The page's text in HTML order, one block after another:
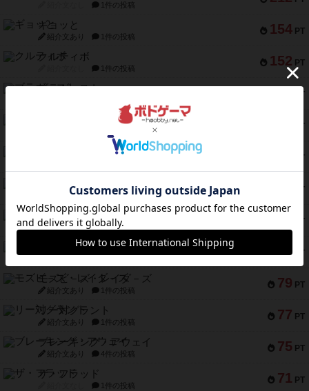
1件の投稿
154 PT
ギョッと
紹介文あり 1件の投稿
152 PT
クルティボ
1件の投稿
PT
ブラヴェスト
PT
ドブル：ポケットモンスター
PT
ジャンヌ・ダルク-オルレアン ドロー＆ライト
PT
ファースト・イン・フライト
紹介文あり 3件の投稿
PT
ダイススローン
紹介文なし 1件の投稿
80 PT
ガルフストライク
79 PT
モズビ－ズ・レイダ－ズ
紹介文あり 1件の投稿
77 PT
リー対グラント
紹介文あり 1件の投稿
75 PT
ブレーキング・アウェイ
紹介文あり 4件の投稿
71 PT
ザ・フラッド
1件の投稿